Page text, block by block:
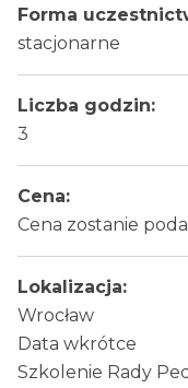
Forma
stacjonarne
Liczba godzin:
3
Cena:
Cena zostanie
Lokalizacja:
Wrocław
Data wkrótce
Szkolenie Rady